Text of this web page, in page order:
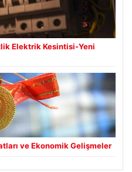
Elektrik Kesintisi-Yeni
ve Ekonomik Gelişmeler